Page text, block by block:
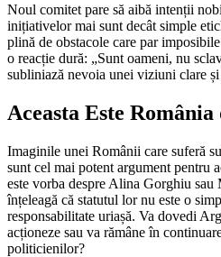
Noul comitet pare să aibă intenții
inițiativelor mai sunt decât simple
plină de obstacole care par
o reacție dură: „Sunt oameni, nu
subliniază nevoia unei viziuni clare
Aceasta Este România
Imaginile unei Românii care suferă
sunt cel mai potent argument pentru
este vorba despre Alina Gorghiu sau
înțeleagă că statutul lor nu este o
responsabilitate uriașă. Va dovedi
acționeze sau va rămâne în
politicienilor?